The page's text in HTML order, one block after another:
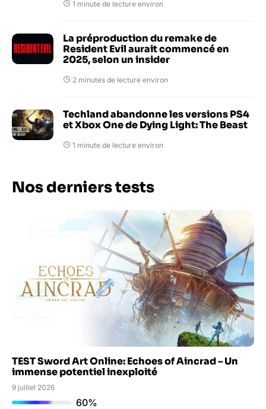
1 minute de lecture environ
La préproduction du remake de
Resident Evil aurait commencé en
2025, selon un insider
2 minutes de lecture environ
Techland abandonne les versions PS4
et Xbox One de Dying Light: The Beast
1 minute de lecture environ
Nos derniers tests
TEST Sword Art Online: Echoes of Aincrad – Un
immense potentiel inexploité
9 juillet 2026
60%